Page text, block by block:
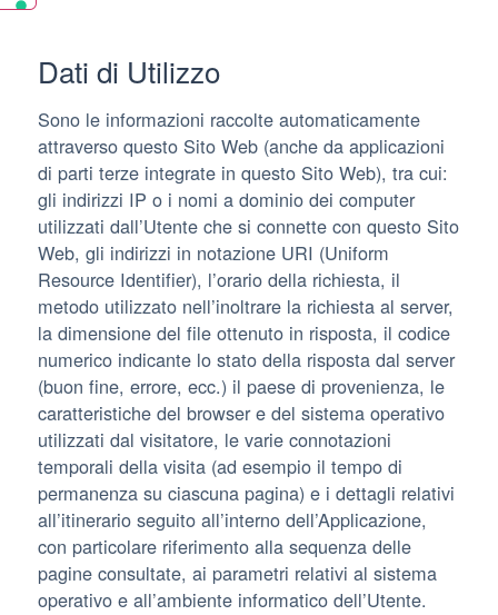
Dati di Utilizzo
Sono le informazioni raccolte automaticamente
attraverso questo Sito Web (anche da applicazioni
di parti terze integrate in questo Sito Web), tra cui:
gli indirizzi IP o i nomi a dominio dei computer
utilizzati dall’Utente che si connette con questo Sito
Web, gli indirizzi in notazione URI (Uniform
Resource Identifier), l’orario della richiesta, il
metodo utilizzato nell’inoltrare la richiesta al server,
la dimensione del file ottenuto in risposta, il codice
numerico indicante lo stato della risposta dal server
(buon fine, errore, ecc.) il paese di provenienza, le
caratteristiche del browser e del sistema operativo
utilizzati dal visitatore, le varie connotazioni
temporali della visita (ad esempio il tempo di
permanenza su ciascuna pagina) e i dettagli relativi
all’itinerario seguito all’interno dell’Applicazione,
con particolare riferimento alla sequenza delle
pagine consultate, ai parametri relativi al sistema
operativo e all’ambiente informatico dell’Utente.